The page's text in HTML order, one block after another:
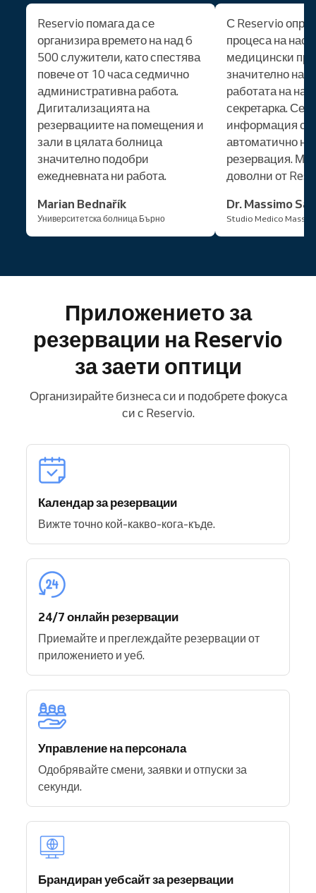
Reservio помага да се
организира времето на над 6
500 служители, като спестява
повече от 10 часа седмично
административна работа.
Дигитализацията на
резервациите на помещения и
зали в цялата болница
значително подобри
ежедневната ни работа.
Marian Bednařík
Университетска болница Бърно
С Reservio
процеса на
медицински
значително
работата на
секретарка.
информация се
автоматично
резервация.
доволни от
Dr. Massimo
Studio Medico
Приложението за
резервации на Reservio
за заети оптици
Организирайте бизнеса си и подобрете фокуса
си с Reservio.
Календар за резервации
Вижте точно кой-какво-кога-къде.
24/7 онлайн резервации
Приемайте и преглеждайте резервации от
приложението и уеб.
Управление на персонала
Одобрявайте смени, заявки и отпуски за
секунди.
Брандиран уебсайт за резервации